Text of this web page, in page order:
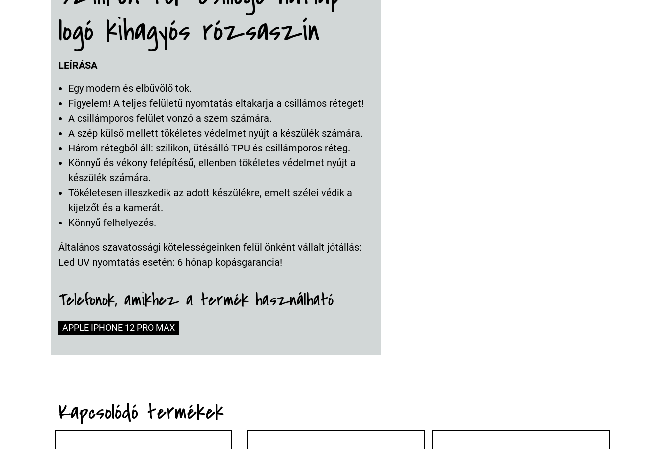
logó kihagyós rózsaszín
LEÍRÁSA
Egy modern és elbűvölő tok.
Figyelem! A teljes felületű nyomtatás eltakarja a csillámos réteget!
A csillámporos felület vonzó a szem számára.
A szép külső mellett tökéletes védelmet nyújt a készülék számára.
Három rétegből áll: szilikon, ütésálló TPU és csillámporos réteg.
Könnyű és vékony felépítésű, ellenben tökéletes védelmet nyújt a
készülék számára.
Tökéletesen illeszkedik az adott készülékre, emelt szélei védik a
kijelzőt és a kamerát.
Könnyű felhelyezés.
Általános szavatossági kötelességeinken felül önként vállalt jótállás:
Led UV nyomtatás esetén: 6 hónap kopásgarancia!
Telefonok, amikhez a termék használható
APPLE IPHONE 12 PRO MAX
Kapcsolódó termékek